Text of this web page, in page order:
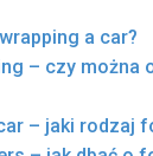
a car?
– czy można
– jaki rodzaj